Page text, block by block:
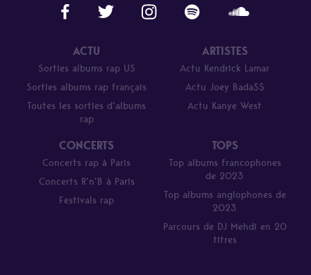
ACTU
Sorties albums rap US
Sorties albums rap français
Toutes les sorties d’albums
rap
ARTISTES
Actu Kendrick Lamar
Actu Joey Bada$$
Actu Kanye West
CONCERTS
Concerts rap à Paris
Concerts R’n’B à Paris
Festivals rap
TOPS
Top albums francophones
de 2023
Top albums anglophones de
2023
Parcours de DJ Mehdi en 20
titres